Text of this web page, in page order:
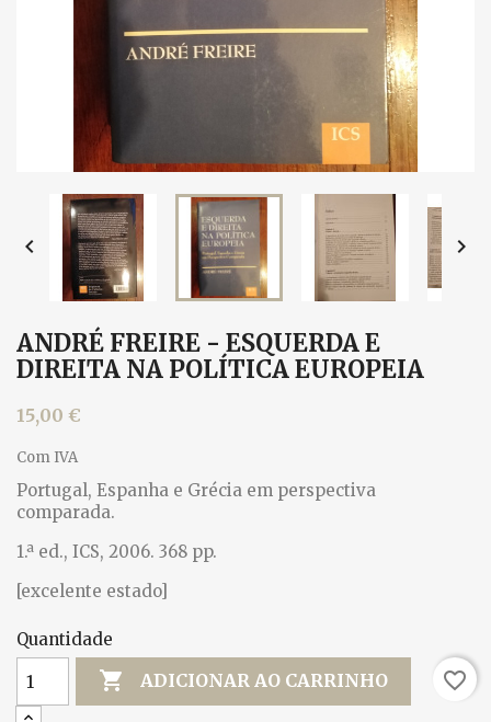
 
ANDRÉ FREIRE - ESQUERDA E
DIREITA NA POLÍTICA EUROPEIA
15,00 €
Com IVA
Portugal, Espanha e Grécia em perspectiva
comparada.
1.ª ed., ICS, 2006. 368 pp.
[excelente estado]
Quantidade
 ADICIONAR AO CARRINHO favorite_border